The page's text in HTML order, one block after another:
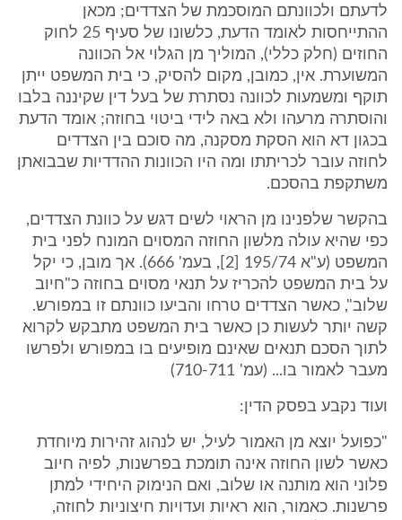
לדעתם ולכוונתם המוסכמת של הצדדים; מכאן
ההתייחסות לאומד הדעת, כלשונו של סעיף 25 לחוק
החוזים (חלק כללי), המוליך מן הגלוי אל הכוונה
המשוערת. אין, כמובן, מקום להסיק, כי בית המשפט ייתן
תוקף ומשמעות לכוונה נסתרת של בעל דין שקיננה בלבו
והוסתרה מרעהו ולא באה לידי ביטוי בחוזה; אומד הדעת
בכגון דא הוא הסקת מסקנה, מה סוכם בין הצדדים
לחוזה עובר לכריתתו ומה היו הכוונות ההדדיות שבבואתן
משתקפת בהסכם.
בהקשר שלפנינו מן הראוי לשים דגש על כוונת הצדדים,
כפי שהיא עולה מלשון החוזה המסוים המונח לפני בית
המשפט (ע"א 195/74 [2], בעמ' 666). אך מובן, כי יקל
על בית המשפט להכריז על תנאי מסוים בחוזה כ"חיוב
שלוב", כאשר הצדדים טרחו והביעו כוונתם זו במפורש.
קשה יותר לעשות כן כאשר בית המשפט מתבקש לקרוא
לתוך הסכם תנאים שאינם מופיעים בו במפורש ולפרשו
מעבר לאמור בו... (עמ' 710-711)
ועוד נקבע בפסק הדין:
"כפועל יוצא מן האמור לעיל, יש לנהוג זהירות מיוחדת
כאשר לשון החוזה אינה תומכת בפרשנות, לפיה חיוב
פלוני הוא מותנה או שלוב, ואם הנימוק היחידי למתן
פרשנות. כאמור, הוא ראיות ועדויות חיצוניות לחוזה,